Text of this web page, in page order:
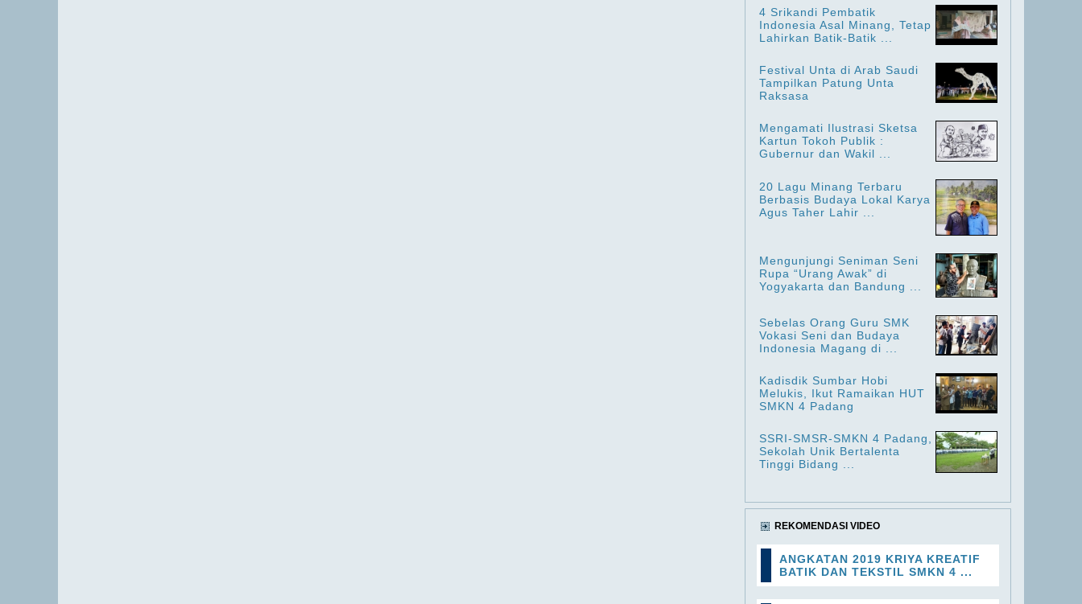
4 Srikandi Pembatik
Indonesia Asal Minang, Tetap
Lahirkan Batik-Batik ...
Festival Unta di Arab Saudi
Tampilkan Patung Unta
Raksasa
Mengamati Ilustrasi Sketsa
Kartun Tokoh Publik :
Gubernur dan Wakil ...
20 Lagu Minang Terbaru
Berbasis Budaya Lokal Karya
Agus Taher Lahir ...
Mengunjungi Seniman Seni
Rupa “Urang Awak” di
Yogyakarta dan Bandung ...
Sebelas Orang Guru SMK
Vokasi Seni dan Budaya
Indonesia Magang di ...
Kadisdik Sumbar Hobi
Melukis, Ikut Ramaikan HUT
SMKN 4 Padang
SSRI-SMSR-SMKN 4 Padang,
Sekolah Unik Bertalenta
Tinggi Bidang ...
REKOMENDASI VIDEO
ANGKATAN 2019 KRIYA KREATIF
BATIK DAN TEKSTIL SMKN 4 ...